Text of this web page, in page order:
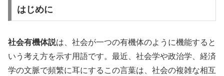
はじめに
社会有機体説は、社会が一つの有機体のように機能すると
いう考え方を示す用語です。最近、社会学や政治学、経済
学の文脈で頻繁に耳にするこの言葉は、社会の複雑な相互